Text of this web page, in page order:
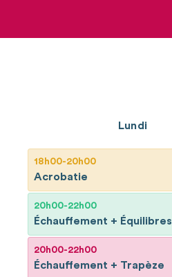
Lundi
18h00-20h00
Acrobatie
20h00-22h00
Échauffement + Équilibres
20h00-22h00
Échauffement + Trapèze